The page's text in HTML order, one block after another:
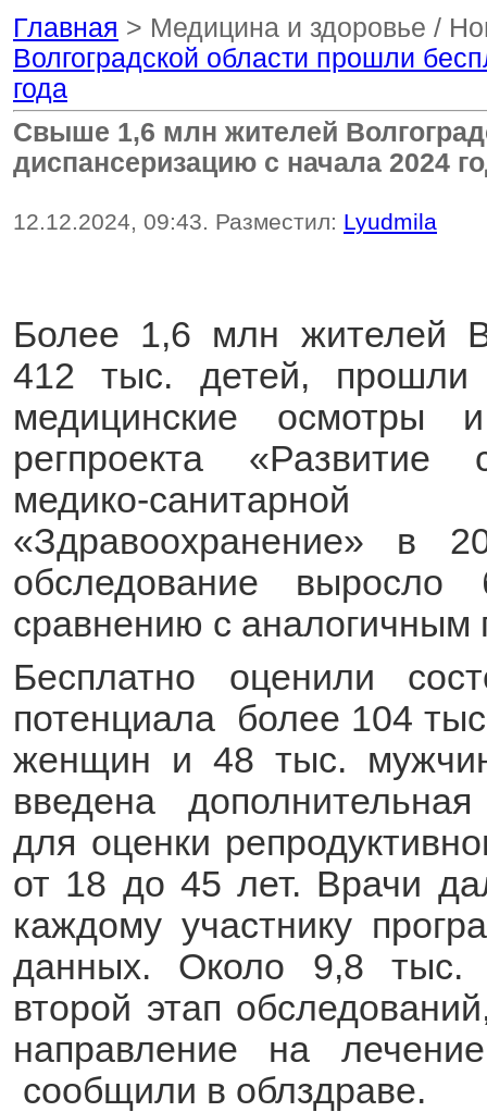
Главная > Медицина и здоровье /
Волгоградской области прошли
года
Свыше 1,6 млн жителей
диспансеризацию с начала 2024
12.12.2024, 09:43. Разместил: Lyudmila
Более 1,6 млн жителей
412 тыс. детей, прошли
медицинские осмотры
регпроекта «Развитие
медико-
«Здравоохранение» в
обследование
сравнению с аналогичным
Бесплатно оценили
потенциала более 104
женщин и 48 тыс.
введена
для оценки
от 18 до 45 лет. Врачи
каждому участнику
данных. Около 9,8 тыс.
второй этап
направление на
сообщили в облздраве.